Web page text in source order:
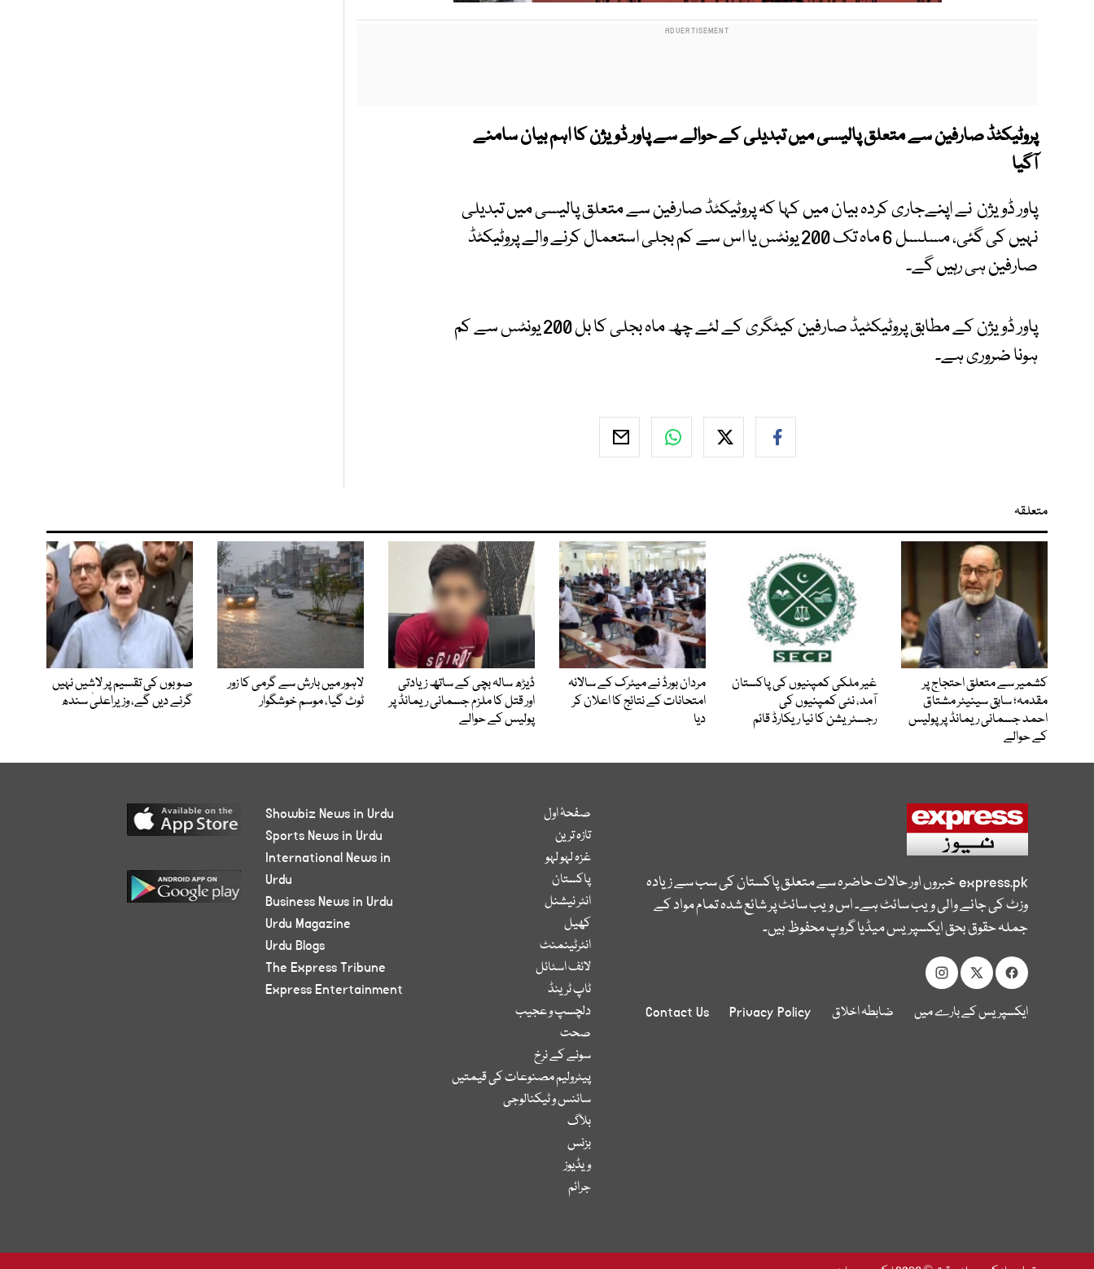
پروٹیکٹڈ صارفین سے متعلق پالیسی میں تبدیلی کے حوالے سے پاور ڈویژن کا اہم بیان سامنے
آگیا
پاور ڈویژن نے اپنےجاری کردہ بیان میں کہا کہ پروٹیکٹڈ صارفین سے متعلق پالیسی میں تبدیلی
نہیں کی گئی، مسلسل 6 ماہ تک 200 یونٹس یا اس سے کم بجلی استعمال کرنے والے پروٹیکٹڈ
صارفین ہی رہیں گے۔
پاور ڈویژن کے مطابق پروٹیکٹیڈ صارفین کیٹگری کے لئے چھ ماہ بجلی کا بل 200 یونٹس سے کم
ہونا ضروری ہے۔
متعلقہ
کشمیر سے متعلق احتجاج پر
مقدمہ؛ سابق سینیٹر مشتاق
احمد جسمانی ریمانڈ پر پولیس
کے حوالے
غیر ملکی کمپنیوں کی پاکستان
آمد، نئی کمپنیوں کی
رجسٹریشن کا نیا ریکارڈ قائم
مردان بورڈ نے میٹرک کے سالانہ
امتحانات کے نتائج کا اعلان کر
دیا
ڈیڑھ سالہ بچی کے ساتھ زیادتی
اور قتل کا ملزم جسمانی ریمانڈ پر
پولیس کے حوالے
لاہور میں بارش سے گرمی کا زور
ٹوٹ گیا، موسم خوشگوار
صوبوں کی تقسیم پر لاشیں نہیں
گرنے دیں گے، وزیراعلیٰ سندھ
express.pkخبروں اور حالات حاضرہ سے متعلق پاکستان کی سب سے زیادہ
وزٹ کی جانے والی ویب سائٹ ہے۔ اس ویب سائٹ پر شائع شدہ تمام مواد کے
جملہ حقوق بحق ایکسپریس میڈیا گروپ محفوظ ہیں۔
ایکسپریس کے بارے میں ضابطہ اخلاق Privacy Policy
Contact Us
صفحۂ اول
تازہ ترین
غزہ لہو لہو
پاکستان
انٹر نیشنل
کھیل
انٹرٹینمنٹ
لائف اسٹائل
ٹاپ ٹرینڈ
دلچسپ و عجیب
صحت
سونے کے نرخ
پیٹرولیم مصنوعات کی قیمتیں
سائنس و ٹیکنالوجی
بلاگ
بزنس
ویڈیوز
جرائم
Showbiz News in Urdu
Sports News in Urdu
International News in
Urdu
Business News in Urdu
Urdu Magazine
Urdu Blogs
The Express Tribune
Express Entertainment